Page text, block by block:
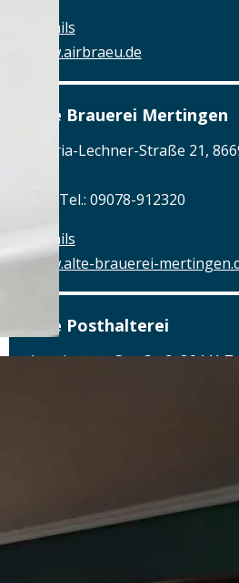
Details
www.airbraeu.de
Alte Brauerei Mertingen
Hilaria-Lechner-Straße 21,
Tel.: Tel.: 09078-912320
Details
www.alte-brauerei-
Alte Posthalterei
Augsburger Straße 2, 86441
Alter Schlachthof
Am Alten Schlachthof 9,